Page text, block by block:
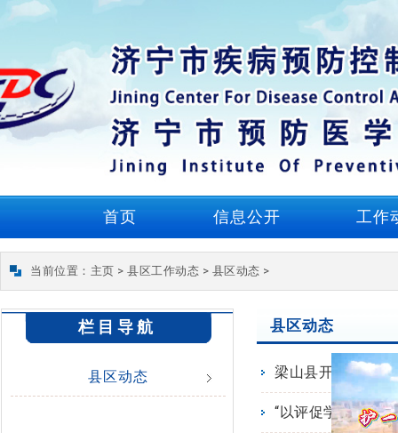
首页 信息公开 工作
当前位置： 主页 > 县区工作动态 > 县区动态 >
栏目导航
县区动态
县区动态
梁山县开展布病监
“以评促学、以查